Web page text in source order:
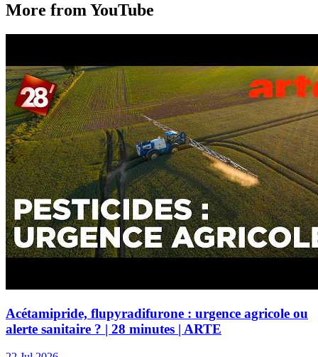
More from YouTube
Acétamipride, flupyradifurone : urgence agricole ou
alerte sanitaire ? | 28 minutes | ARTE